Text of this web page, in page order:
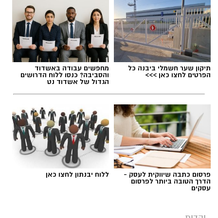
תיקון שער חשמלי ביבנה כל
הפרטים לחצו כאן >>>
מחפשים עבודה באשדוד
והסביבה? כנסו ללוח הדרושים
הגדול של אשדוד נט
פרסום כתבה שיווקית לעסק -
הדרך הטובה ביותר לפרסום
עסקים
ללוח יבנתון לחצו כאן